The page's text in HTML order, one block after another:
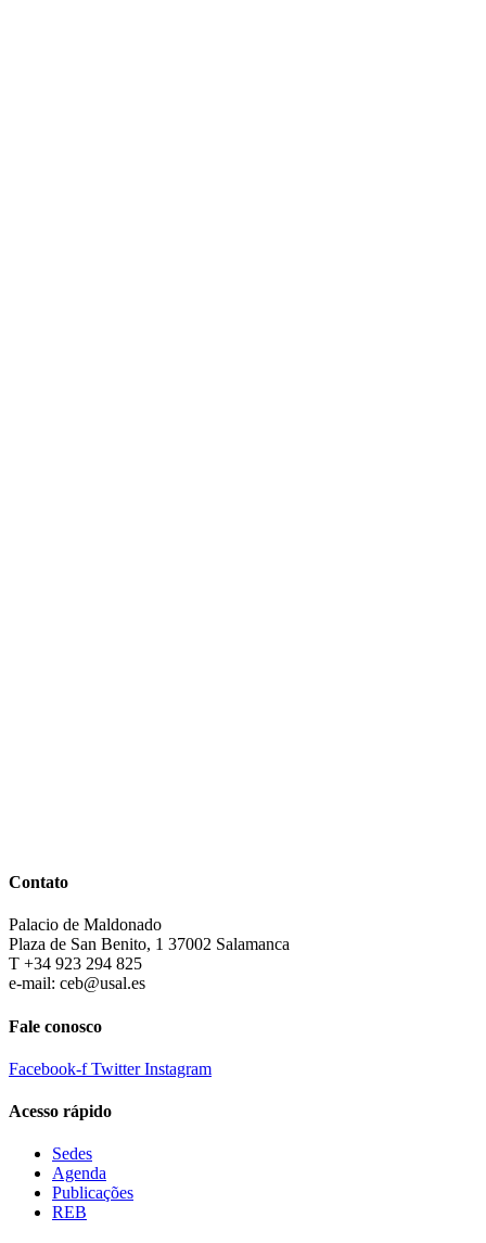
Contato
Palacio de Maldonado
Plaza de San Benito, 1 37002 Salamanca
T +34 923 294 825
e-mail: ceb@usal.es
Fale conosco
Facebook-f Twitter Instagram
Acesso rápido
Sedes
Agenda
Publicações
REB